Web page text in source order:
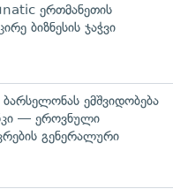
ერთმანეთის
ბიზნესის ჯაჭვი
ემშვიდობება
— ეროვნული
გენერალური